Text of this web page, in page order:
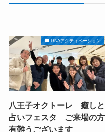
DNAアクティベーション
八王子オクトーレ 癒しと
占いフェスタ ご来場の方
有難うございます